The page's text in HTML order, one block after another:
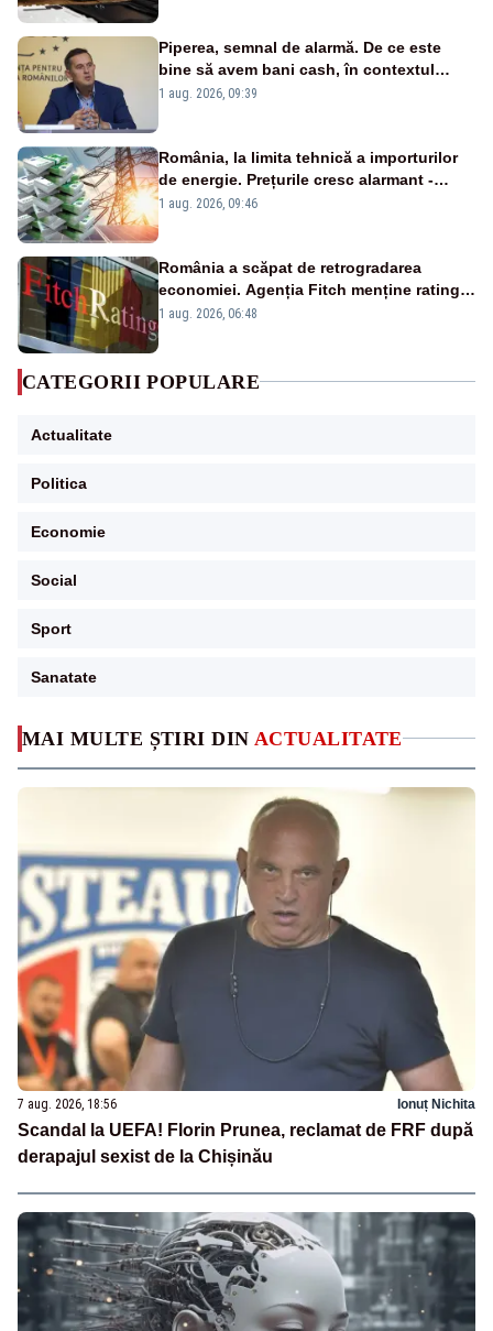
MAI MULTE ȘTIRI DIN ACTUALITATE
7 aug. 2026, 18:56 Ionuț Nichita
Scandal la UEFA! Florin Prunea, reclamat de FRF după
derapajul sexist de la Chișinău
Piperea, semnal de alarmă. De ce este
bine să avem bani cash, în contextul
alertei energetice?
1 aug. 2026, 09:39
România, la limita tehnică a importurilor
de energie. Prețurile cresc alarmant -
Analiză Realitatea Plus
1 aug. 2026, 09:46
România a scăpat de retrogradarea
economiei. Agenția Fitch menține ratingul
„BBB-” cu perspectivă negativă
1 aug. 2026, 06:48
CATEGORII POPULARE
Actualitate
Politica
Economie
Social
Sport
Sanatate